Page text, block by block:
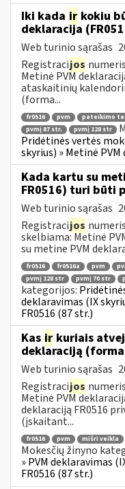
Iki kada ir kokiu
deklaracija
Web turinio sąrašas
Registracijos
Metinė PVM
ataskaitinių
(forma...
fr0516 pvm pateikimo
pvmį 87 str.
pvmį 128 str
Pridėtinės vertės
skyrius) » Metinė
Kada kartu su
FR0516) turi būti
Web turinio sąrašas
Registracijos
skelbiama: Metinė
su metine PVM
fr0516 fr0516a pvm
pvmį 128 str
pvmį 70 str
kategorijos:
deklaravimas (IX
FR0516 (87 str.)
Kas ir kuriais
deklaraciją (forma
Web turinio sąrašas
Registracijos
Metinė PVM
deklaraciją FR0516
(įskaitant...
fr0516 pvm mišri veikla
Mokesčių žinyno
» PVM deklaravimas
FR0516 (87 str.)